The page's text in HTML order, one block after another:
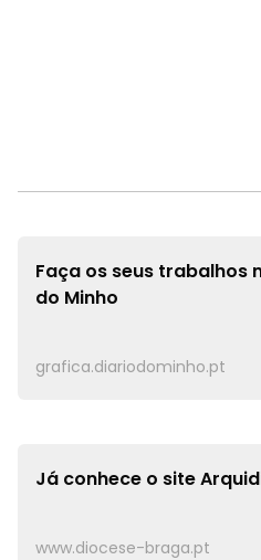
Faça os seus trabalhos
do Minho
grafica.diariodominho.pt
Já conhece o site
www.diocese-braga.pt